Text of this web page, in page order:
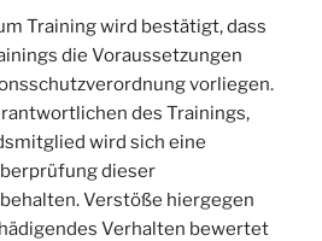
Training wird bestätigt, dass
die Voraussetzungen
vorliegen.
des Trainings,
wird sich eine
dieser
Verstöße hiergegen
Verhalten bewertet